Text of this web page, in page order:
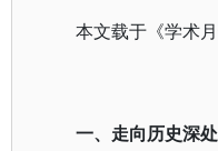
本文载于《学术月
一、走向历史深